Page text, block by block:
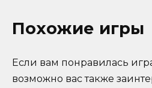
Похожие игры
Если вам понравилась
возможно вас также